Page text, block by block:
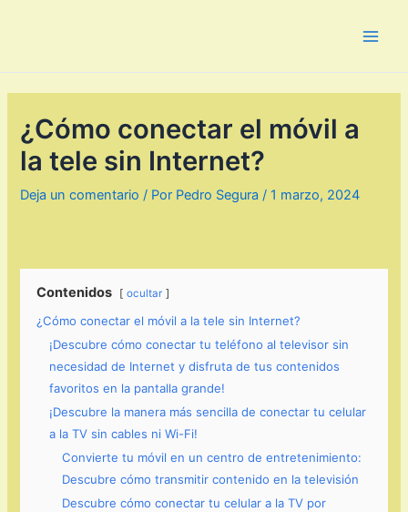
¿Cómo conectar el móvil a
la tele sin Internet?
Deja un comentario / Por Pedro Segura/1 marzo, 2024
Contenidos ocultar
¿Cómo conectar el móvil a la tele sin Internet?
¡Descubre cómo conectar tu teléfono al televisor sin
necesidad de Internet y disfruta de tus contenidos
favoritos en la pantalla grande!
¡Descubre la manera más sencilla de conectar tu celular
a la TV sin cables ni Wi-Fi!
Convierte tu móvil en un centro de entretenimiento:
Descubre cómo transmitir contenido en la televisión
Descubre cómo conectar tu celular a la TV por